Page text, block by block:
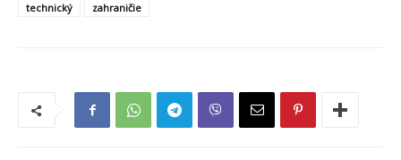
technický
zahraničie